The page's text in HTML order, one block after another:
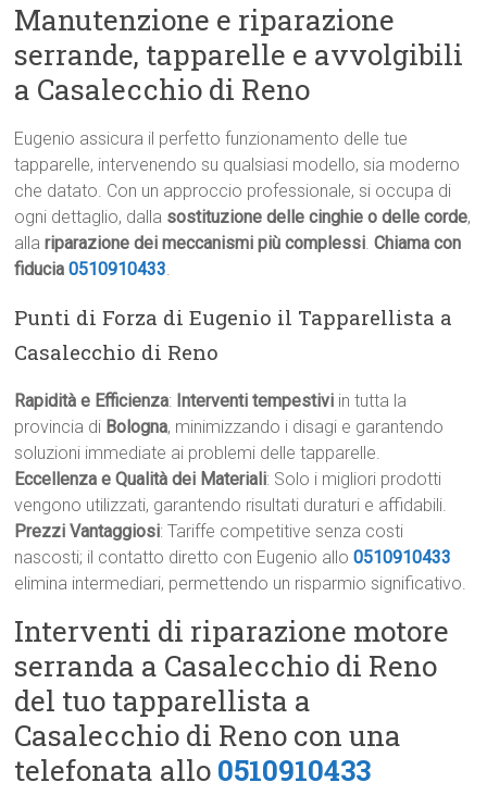
Manutenzione e riparazione
serrande, tapparelle e avvolgibili
a Casalecchio di Reno
Eugenio assicura il perfetto funzionamento delle tue
tapparelle, intervenendo su qualsiasi modello, sia moderno
che datato. Con un approccio professionale, si occupa di
ogni dettaglio, dalla sostituzione delle cinghie o delle corde,
allariparazione dei meccanismi più complessi.Chiama con
fiducia0510910433.
Punti di Forza di Eugenio il Tapparellista a
Casalecchio di Reno
Rapidità e Efficienza: Interventi tempestivi in tutta la
provincia di Bologna, minimizzando i disagi e garantendo
soluzioni immediate ai problemi delle tapparelle.
Eccellenza e Qualità dei Materiali: Solo i migliori prodotti
vengono utilizzati, garantendo risultati duraturi e affidabili.
Prezzi Vantaggiosi: Tariffe competitive senza costi
nascosti; il contatto diretto con Eugenio allo0510910433
elimina intermediari, permettendo un risparmio significativo.
Interventi di riparazione motore
serranda a Casalecchio di Reno
del tuo tapparellista a
Casalecchio di Reno con una
telefonata allo 0510910433